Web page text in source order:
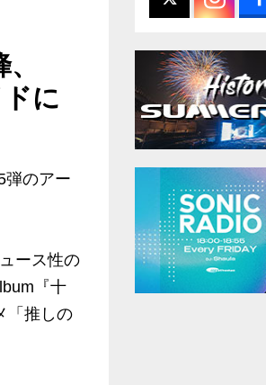
に
弾のアー
ース性の
『十
「推しの